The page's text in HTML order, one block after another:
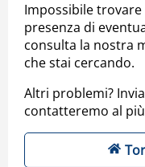
Impossibile trovare
presenza di
consulta la nostra
che stai cercando.
Altri problemi?
contatteremo al